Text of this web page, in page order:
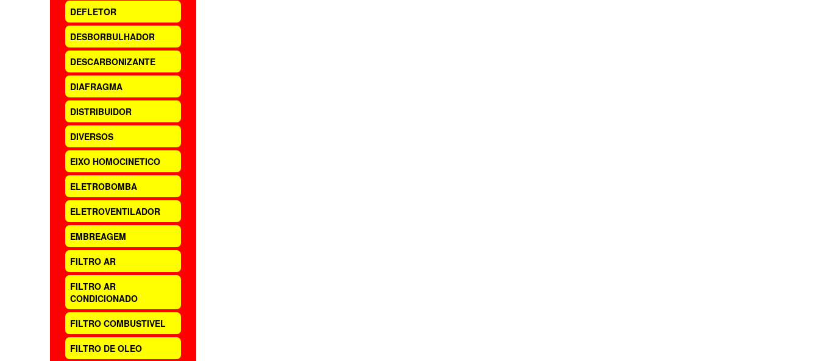
DEFLETOR
DESBORBULHADOR
DESCARBONIZANTE
DIAFRAGMA
DISTRIBUIDOR
DIVERSOS
EIXO HOMOCINETICO
ELETROBOMBA
ELETROVENTILADOR
EMBREAGEM
FILTRO AR
FILTRO AR
CONDICIONADO
FILTRO COMBUSTIVEL
FILTRO DE OLEO